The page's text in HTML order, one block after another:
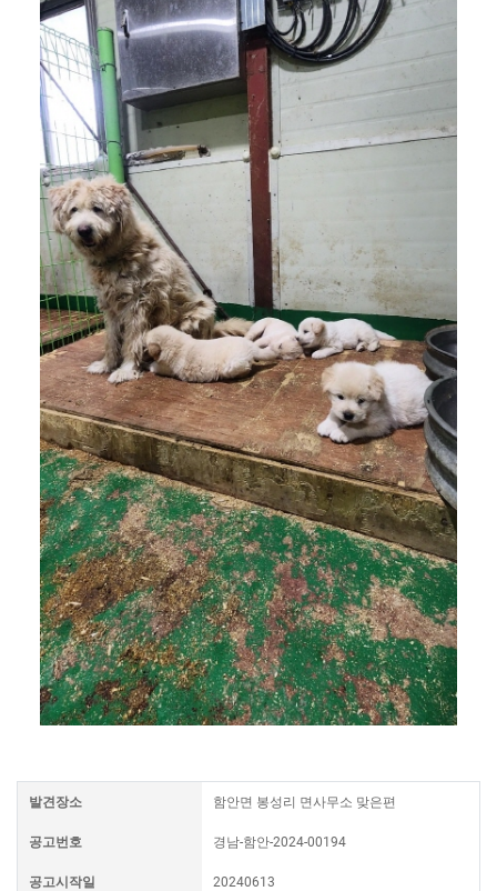
발견장소 함안면 봉성리 면사무소 맞은편
공고번호 경남-함안-2024-00194
공고시작일 20240613